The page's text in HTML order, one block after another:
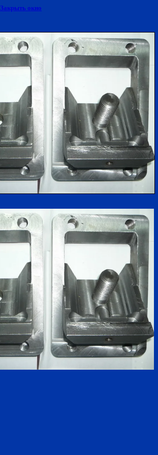
Закрыть окно